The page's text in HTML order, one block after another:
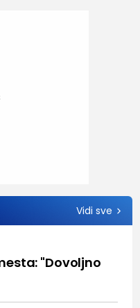
Vidi sve
"Dovoljno